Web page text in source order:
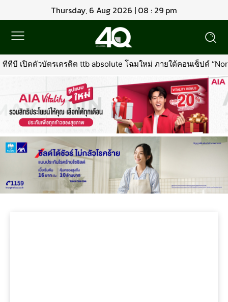
Thursday, 6 Aug 2026 | 08 : 29 pm
บี เปิดตัวบัตรเครดิต ttb absolute โฉมใหม่ ภายใต้คอนเซ็ปต์